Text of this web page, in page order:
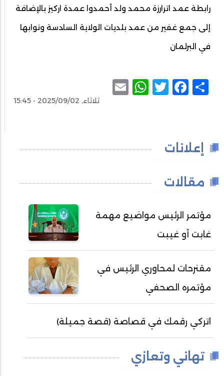
رابطة عمد اترارزة محمد ولد أحمدوا عمدة اركيز بالإضافة
إلى جمع غفير من عمد بلديات الولاية السادسة ونوابها
في البرلمان
Share
Facebook
Twitter
WhatsApp
ثلاثاء, 2025/09/02 - 15:45
إعلانات
مقالات
مؤتمر الرئيس مواضيع مهمة
غابت أو غيبت
مقنرحات لمحاوري الرئيس في
مؤتمره الصحفي
اتركي رقمك في قصاصة (قصة جميلة)
تهاني وتعازي